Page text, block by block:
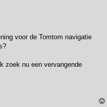
voor de Tomtom navigatie
zoek nu een vervangende